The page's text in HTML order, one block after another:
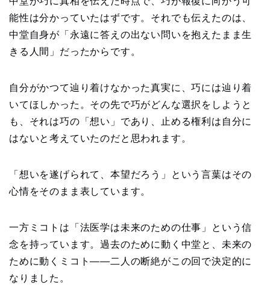
能性は分かっていたはずです。それでも伝えたのは、
中堂自身が「永遠に答えの出ない問いを抱えたまま生
きる人間」だったからです。
自分がかつて辿り着けなかった真実に、巧には辿り着
いてほしかった。その先で巧がどんな選択をしようと
も、それは巧の「想い」であり、止める権利は自分に
はないと考えていたのだと思われます。
「想いを遂げられて、本望だろう」という言葉はその
心情をそのまま表しています。
一方ミコトは「法医学は未来のための仕事」という信
念を持っています。過去のために動く中堂と、未来の
ために動くミコト——二人の断絶がこの回で決定的に
なりました。